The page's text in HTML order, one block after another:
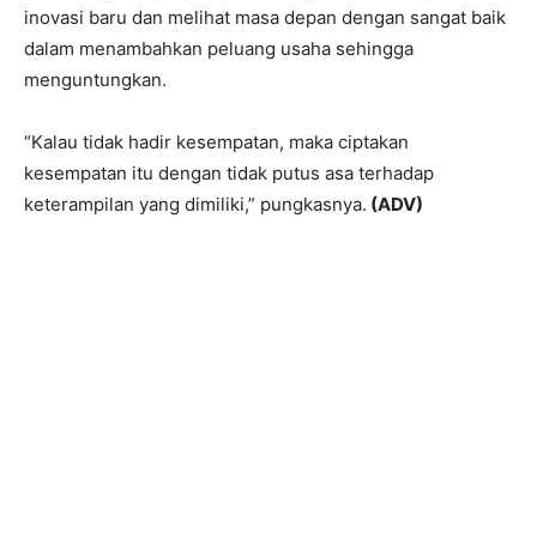
inovasi baru dan melihat masa depan dengan sangat baik
dalam menambahkan peluang usaha sehingga
menguntungkan.
“Kalau tidak hadir kesempatan, maka ciptakan
kesempatan itu dengan tidak putus asa terhadap
keterampilan yang dimiliki,” pungkasnya. (ADV)